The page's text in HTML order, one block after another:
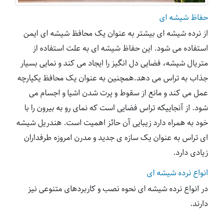
حفاظ شیشه ای
از نرده شیشه ای بیشتر به عنوان یک محافظ شیشه ای ایمن
استفاده می شود. این حفاظ شیشه ای به علت استفاده از
متریال شیشه، فضایی دل انگیز را ایجاد می کند و نمایی بسیار
جذاب به تراس می دهد.همچنین به عنوان یک محافظ یکپارچه
عمل می کند و مانع از سقوط و پرت شدن اشیا و اجسام می
شود. از آنجاییکه تراس فضایی است که نمای رو به بیرون را با
خود به همراه دارد زیبایی آن حائز اهمیت است. هندریل شیشه
ای تراس به عنوان یک سازه ی جدید و مدرن امروزه طرفداران
زیادی دارد.
انواع نرده شیشه ای
در انواع نرده شیشه ای نحوه نصب و کاربردهای متنوعی نیز
دارند.